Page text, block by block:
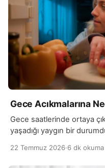
Gece Acıkmalarına
Gece saatlerinde ortaya
yaşadığı yaygın bir
22 Temmuz 2026·6 dk okuma